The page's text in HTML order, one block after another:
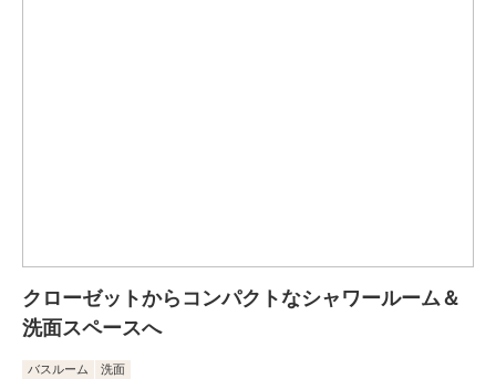
クローゼットからコンパクトなシャワールーム＆
洗面スペースへ
バスルーム 洗面